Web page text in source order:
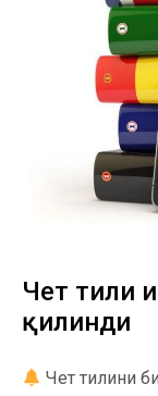
Чет тили
қилинди
Чет тилини